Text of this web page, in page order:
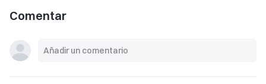
Comentar